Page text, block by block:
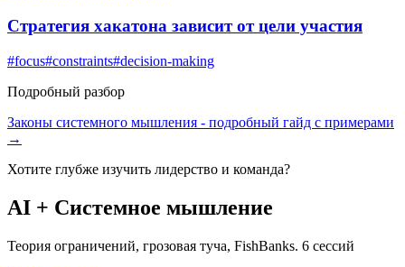
Стратегия хакатона зависит от цели участия
#focus#constraints#decision-making
Подробный разбор
Законы системного мышления - подробный гайд с примерами
→
Хотите глубже изучить лидерство и команда?
AI + Системное мышление
Теория ограничений, грозовая туча, FishBanks. 6 сессий